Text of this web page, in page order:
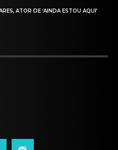
ATOR DE ‘AINDA ESTOU AQUI’